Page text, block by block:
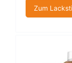
Zum